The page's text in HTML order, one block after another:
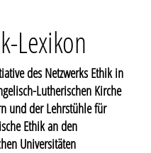
Lexikon
des Netzwerks Ethik in
Lutherischen Kirche
und der Lehrstühle für
Ethik an den
Universitäten